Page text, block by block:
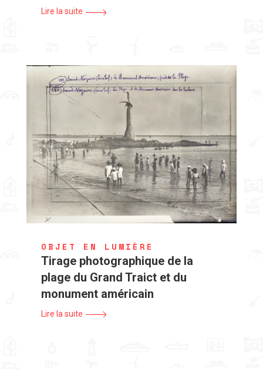
Lire la suite
OBJET EN LUMIÈRE
Tirage photographique de la
plage du Grand Traict et du
monument américain
Lire la suite